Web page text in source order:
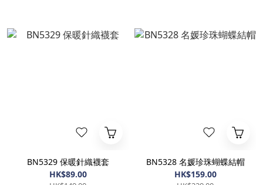
BN5329 保暖針織襪套
HK$89.00
BN5328 名媛珍珠蝴蝶結帽
HK$159.00